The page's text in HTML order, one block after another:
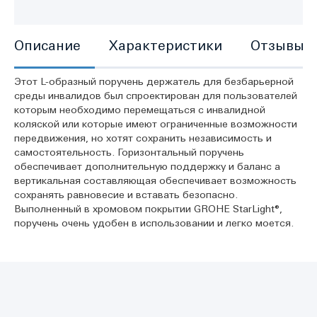
Описание
Этот L-образный поручень держатель для безбарьерной
среды инвалидов был спроектирован для пользователей
которым необходимо перемещаться с инвалидной
коляской или которые имеют ограниченные возможности
передвижения, но хотят сохранить независимость и
самостоятельность. Горизонтальный поручень
обеспечивает дополнительную поддержку и баланс а
вертикальная составляющая обеспечивает возможность
сохранять равновесие и вставать безопасно.
Выполненный в хромовом покрытии GROHE StarLight®,
поручень очень удобен в использовании и легко моется.
Характеристики Отзывы